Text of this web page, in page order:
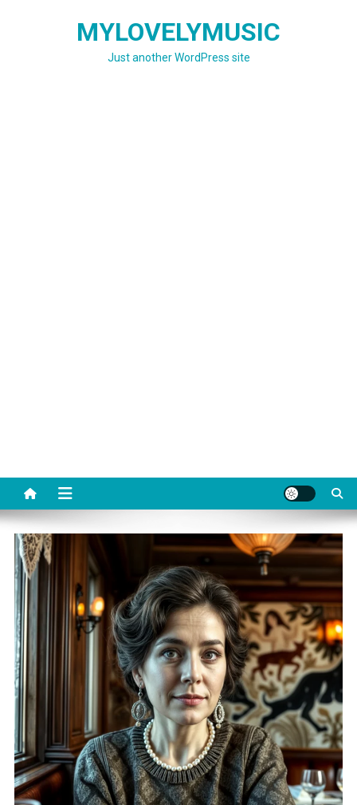
MYLOVELYMUSIC
Just another WordPress site